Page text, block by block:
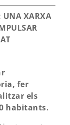
UNA XARXA
fer
els
habitants.